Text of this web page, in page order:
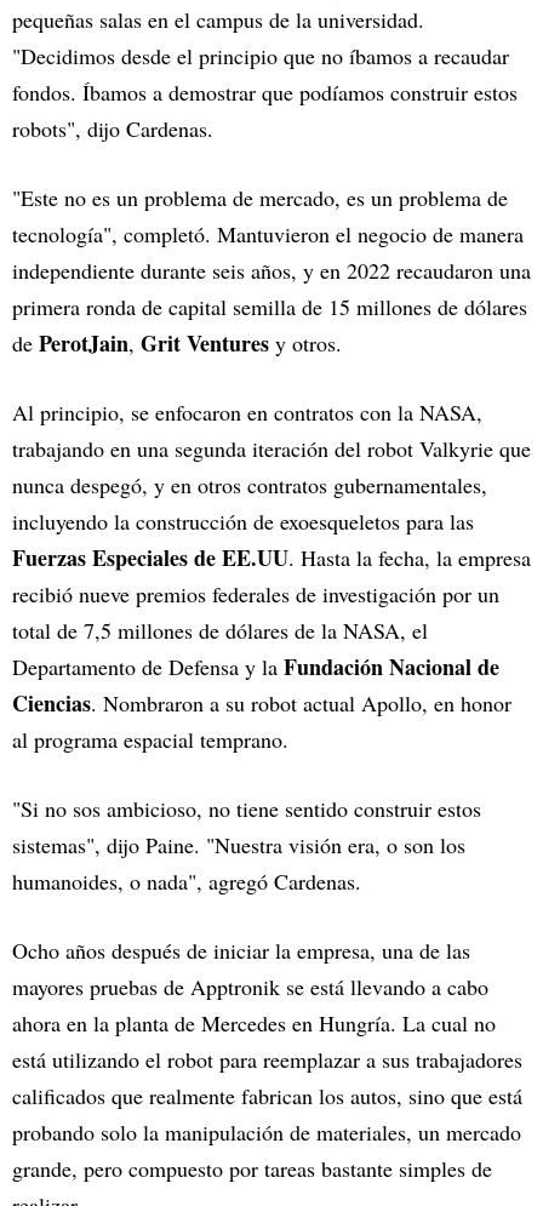
pequeñas salas en el campus de la universidad.
"Decidimos desde el principio que no íbamos a recaudar
fondos. Íbamos a demostrar que podíamos construir estos
robots", dijo Cardenas.
"Este no es un problema de mercado, es un problema de
tecnología", completó. Mantuvieron el negocio de manera
independiente durante seis años, y en 2022 recaudaron una
primera ronda de capital semilla de 15 millones de dólares
de PerotJain, Grit Ventures y otros.
Al principio, se enfocaron en contratos con la NASA,
trabajando en una segunda iteración del robot Valkyrie que
nunca despegó, y en otros contratos gubernamentales,
incluyendo la construcción de exoesqueletos para las
Fuerzas Especiales de EE.UU. Hasta la fecha, la empresa
recibió nueve premios federales de investigación por un
total de 7,5 millones de dólares de la NASA, el
Departamento de Defensa y la Fundación Nacional de
Ciencias. Nombraron a su robot actual Apollo, en honor
al programa espacial temprano.
"Si no sos ambicioso, no tiene sentido construir estos
sistemas", dijo Paine. "Nuestra visión era, o son los
humanoides, o nada", agregó Cardenas.
Ocho años después de iniciar la empresa, una de las
mayores pruebas de Apptronik se está llevando a cabo
ahora en la planta de Mercedes en Hungría. La cual no
está utilizando el robot para reemplazar a sus trabajadores
calificados que realmente fabrican los autos, sino que está
probando solo la manipulación de materiales, un mercado
grande, pero compuesto por tareas bastante simples de